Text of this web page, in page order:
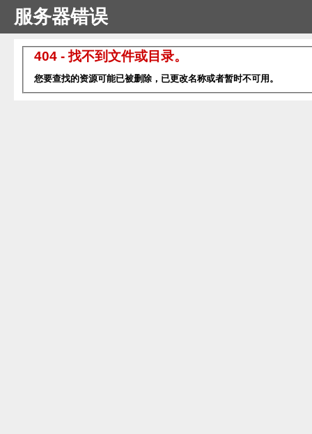
服务器错误
404 - 找不到文件或目录。
您要查找的资源可能已被删除，已更改名称或者暂时不可用。